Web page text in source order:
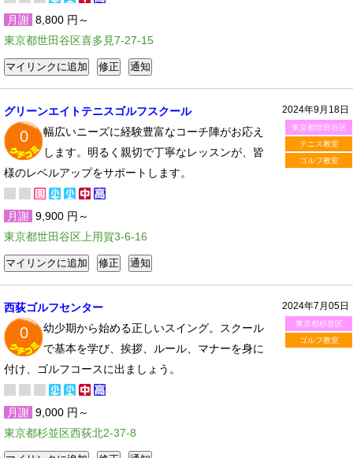
月謝 8,800 円～
東京都世田谷区喜多見7-27-15
2024年9月18日
東京都世田谷区
テニス教室
ゴルフ教室
グリーンエイトテニスゴルフスクール
0
幅広いニーズに経験豊富なコーチ陣がお応え
します。明るく親切で丁寧なレッスンが、皆
様のレベルアップをサポートします。
月謝 9,900 円～
東京都世田谷区上用賀3-6-16
2024年7月05日
東京都杉並区
ゴルフ教室
西荻ゴルフセンター
0
幼少期から始める正しいスイング。スクール
で基本を学び、挨拶、ルール、マナーを身に
付け、ゴルフコースに出ましょう。
月謝 9,000 円～
東京都杉並区西荻北2-37-8